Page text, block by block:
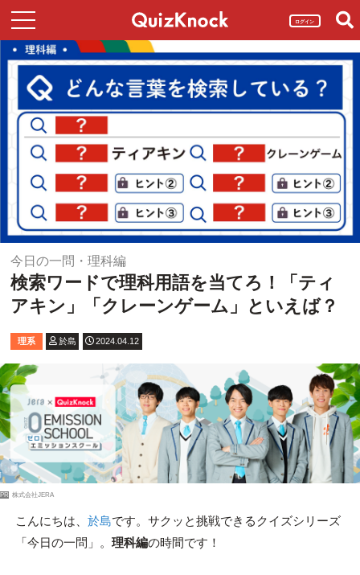
ログイン
今日の一問・理科編
検索ワードで理科用語を当てろ！「ティ
アキン」「クレーンゲーム」といえば？
理系 於島 2024.04.12
PR 株式会社JERA
こんにちは、 於島です。サクッと挑戦できるクイズシリーズ
「今日の一問」。 理科編の時間です！